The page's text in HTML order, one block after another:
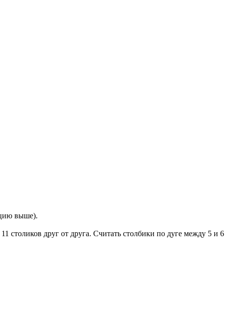
выше).
столиков друг от друга. Считать столбики по дуге между 5 и 6